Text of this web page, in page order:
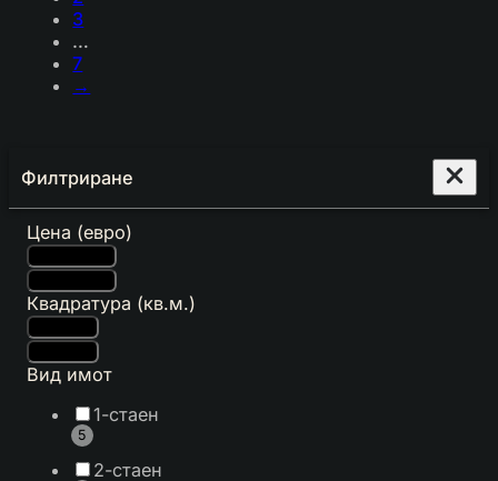
3
…
7
→
Филтриране
Цена (евро)
Квадратура (кв.м.)
Вид имот
1-стаен
5
2-стаен